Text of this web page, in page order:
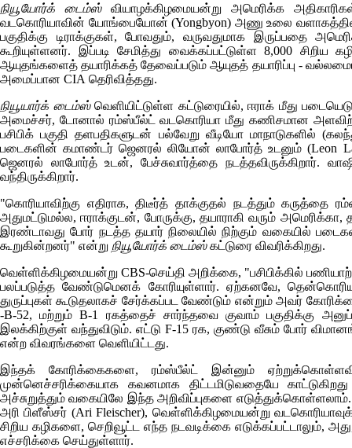
நியூயோர்க் டைம்ஸ்வியாழக்கிழமையன்று அமெரிக்க
வடகொரியாவின் யோங்பையோன்(Yongbyon) அணு உலை
பகுதிக்கு டிராக்குகள், போவதும், வருவதுமாக இருப்பதை
கூறியுள்ளனர். இப்படி சேமித்து வைக்கப்பட்டுள்ள 8,000
ஆயுதங்களைத் தயாரிக்கத் தேவைப்படும் ஆயுதத் தயாரிப்பு -
அமைப்பான CIA தெரிவித்தது.
நியூயார்க் டைம்ஸ் வெளியிட்டுள்ள கட்டுரையில், ஈராக் மீது
அமைச்சர், டோனால் ரம்ஸ்பீல்ட் வடகொரியா மீது கணிசமான
பசிபிக் பகுதி தளபதிகளுடன் பல்வேறு வீடியோ மாநாடுகளில்
படைகளின் கமாண்டர் ஜெனரல் லியோன் லாபோர்த் உடனும்(Leon
ஜெனரல் லாபோர்த் உடன், பேச்சுவார்த்தை நடத்தவிருக்கிறார்.
வந்திருக்கிறார்.
"கொரியாவிற்கு எதிராக, திடீர்த் தாக்குதல் நடத்தும் கருத்தை
அதுமட்டுமல்ல, ஈராக்குடன், போருக்கு, தயாராகி வரும்
இரண்டாவது போர் நடத்த தயார் நிலையில் நிற்கும் வகையில்
கூறுகின்றனர்" என்று நியூயோர்க் டைம்ஸ்கட்டுரை விவரிக்கிறது.
வெள்ளிக்கிழமையன்றுCBS-செய்தி அறிக்கை, "பசிபிக்கில்
பலப்படுத்த வேண்டுமெனக் கோரியுள்ளார். ஏற்கனவே,
துருப்புகள் கூடுதலாகச் சேர்க்கப்பட வேண்டும் என்றும் அவர்
-B-52, மற்றும்B-1
ரகத்தைச் சார்ந்தவை குவாம் பகுதிக்கு
இலக்கிற்குள் வந்துவிடும். எட்டு F-15 ரக, குண்டு வீசும் போர்
என்ற விவரங்களை வெளியிட்டது.
இந்தக் கோரிக்கைகளை, ரம்ஸ்பீல்ட் இன்னும்
முன்னெச்சரிக்கையாக கவனமாக திட்டமிடுவதையே
அச்சுறுத்தும் வகையிலே இந்த அறிவிப்புகளை
அரி பிளீஸ்சர் (Ari Fleischer), வெள்ளிக்கிழமையன்று
சிறிய கழிகளை, செறிவூட்ட எந்த நடவடிக்கை எடுக்கப்பட்டாலும்,
எச்சரிக்கை செய்துள்ளார்.